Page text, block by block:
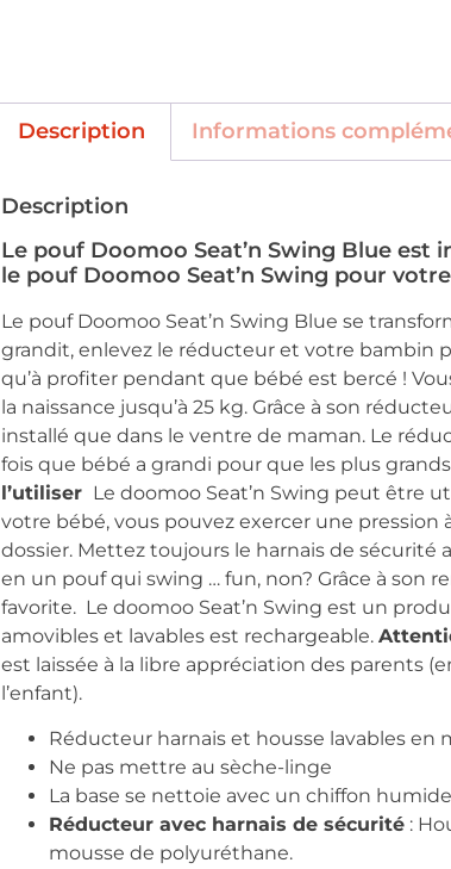
Description Informations
Description
Le pouf Doomoo Seat’n Swing Blue
le pouf Doomoo Seat’n Swing pour
Le pouf Doomoo Seat’n Swing Blue se
grandit, enlevez le réducteur et votre bambin
qu’à profiter pendant que bébé est bercé !
la naissance jusqu’à 25 kg. Grâce à son
installé que dans le ventre de maman. Le
fois que bébé a grandi pour que les plus
l’utiliser Le doomoo Seat’n Swing peut être
votre bébé, vous pouvez exercer une pression
dossier. Mettez toujours le harnais de
en un pouf qui swing … fun, non? Grâce à son
favorite. Le doomoo Seat’n Swing est un
amovibles et lavables est rechargeable.
est laissée à la libre appréciation des parents
l’enfant).
Réducteur harnais et housse lavables en
Ne pas mettre au sèche-linge
La base se nettoie avec un chiffon humide
Réducteur avec harnais de sécurité :
mousse de polyuréthane.